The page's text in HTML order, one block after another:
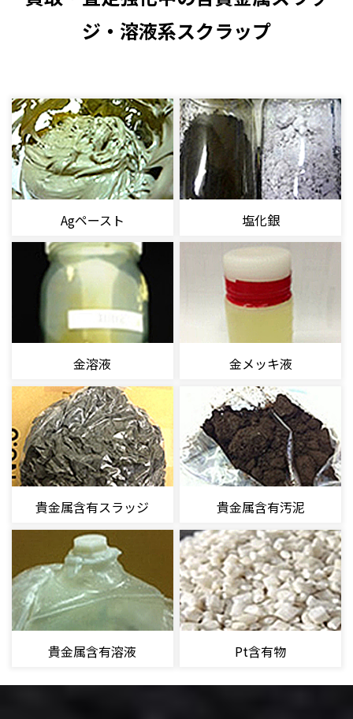
ジ・溶液系スクラップ
Agペースト 塩化銀
金溶液 金メッキ液
貴金属含有スラッジ 貴金属含有汚泥
貴金属含有溶液 Pt含有物